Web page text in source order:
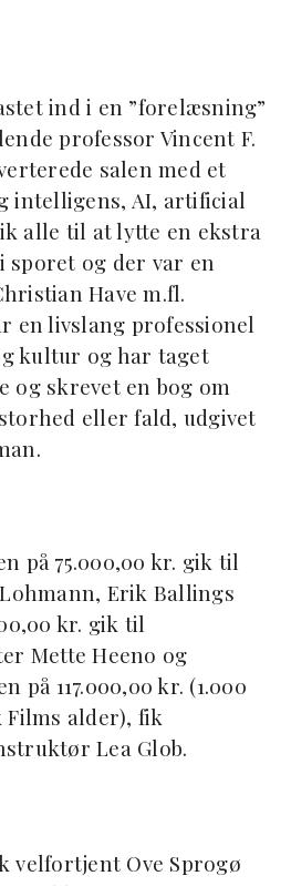
ind i en ”forelæsning”
professor Vincent F.
salen med et
intelligens, AI, artificial
alle til at lytte en ekstra
sporet og der var en
Have m.fl.
en livslang professionel
kultur og har taget
og skrevet en bog om
eller fald, udgivet
på 75.000,00 kr. gik til
Erik Ballings
kr. gik til
Mette Heeno og
på 117.000,00 kr. (1.000
Films alder), fik
Lea Glob.
velfortjent Ove Sprogø